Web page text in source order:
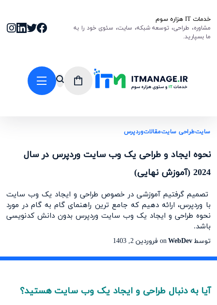
خدمات IT هزاره سوم
مشاوره، طراحی، توسعه شبکه، سایت، سئوی خود را به
ما بسپارید.
سایتطراحی سایتمقالاتوردپرس
نحوه ایجاد و طراحی یک وب سایت وردپرس در سال
2024 (آموزش نهایی)
تصمیم گرفتیم آموزشی در خصوص طراحی و ایجاد یک وب سایت
با وردپرس، ارائه دهیم که جامع ترین راهنمای گام به گام در مورد
نحوه طراحی و ایجاد یک وب سایت وردپرس بدون دانش کدنویسی
باشد.
توسطWebDev
on فروردین 2, 1403
آیا به دنبال طراحی و ایجاد یک وب سایت هستید؟